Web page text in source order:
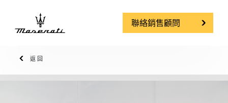
聯絡銷售顧問
返回